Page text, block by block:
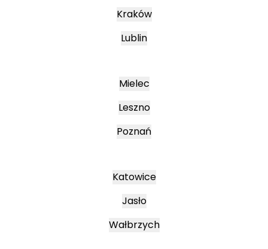
Kraków
Lublin
Mielec
Leszno
Poznań
Katowice
Jasło
Wałbrzych